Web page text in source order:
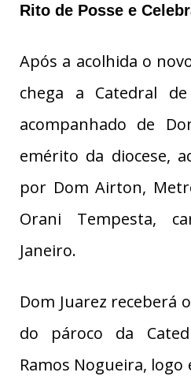
Rito de Posse e
Após a acolhida o
chega a Catedral
acompanhado de
emérito da diocese,
por Dom Airton,
Orani Tempesta,
Janeiro.
Dom Juarez receberá
do pároco da
Ramos Nogueira,